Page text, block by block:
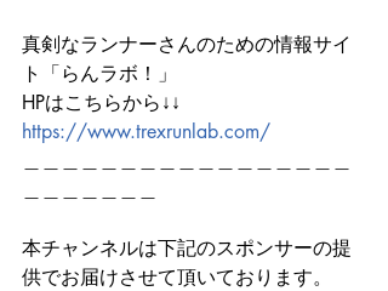
真剣なランナーさんのための情報サイ
ト「らんラボ！」
HPはこちらから↓↓
https://www.trexrunlab.com/
本チャンネルは下記のスポンサーの提
供でお届けさせて頂いております。